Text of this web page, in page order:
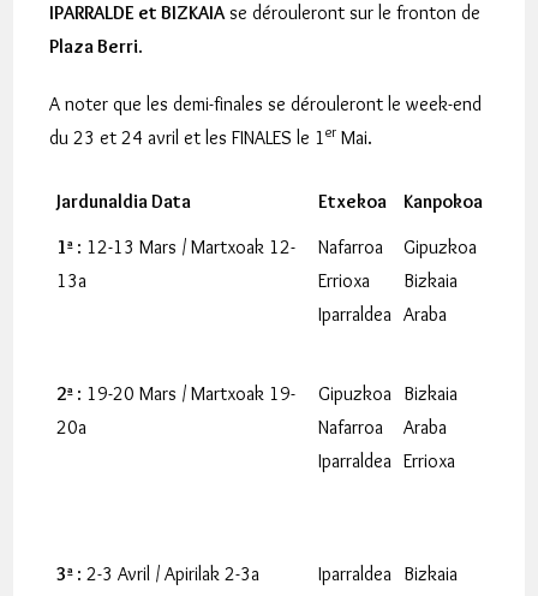
IPARRALDE et BIZKAIAse dérouleront sur le fronton de
Plaza Berri.
A noter que les demi-finales se dérouleront le week-end
du 23 et 24 avril et les FINALES le 1er Mai.
Jardunaldia Data Etxekoa
Kanpokoa
1ª : 12-13 Mars / Martxoak 12-
13a
Nafarroa
Errioxa
Iparraldea
Gipuzkoa
Bizkaia
Araba
2ª : 19-20 Mars / Martxoak 19-
20a
Gipuzkoa
Nafarroa
Iparraldea
Bizkaia
Araba
Errioxa
3ª : 2-3 Avril / Apirilak 2-3a
Iparraldea
Bizkaia